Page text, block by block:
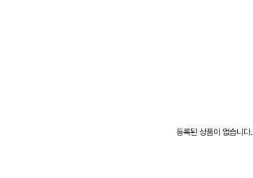
등록된 상품이 없습니다.